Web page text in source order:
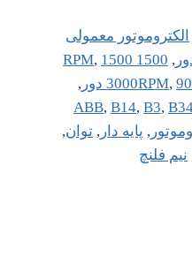
الکتروموتور معمولی
,
1500 RPM
, 1500
3000RPM,
,
ABB, B14, B3,
, پایه دار , توان,
نیم فلنچ